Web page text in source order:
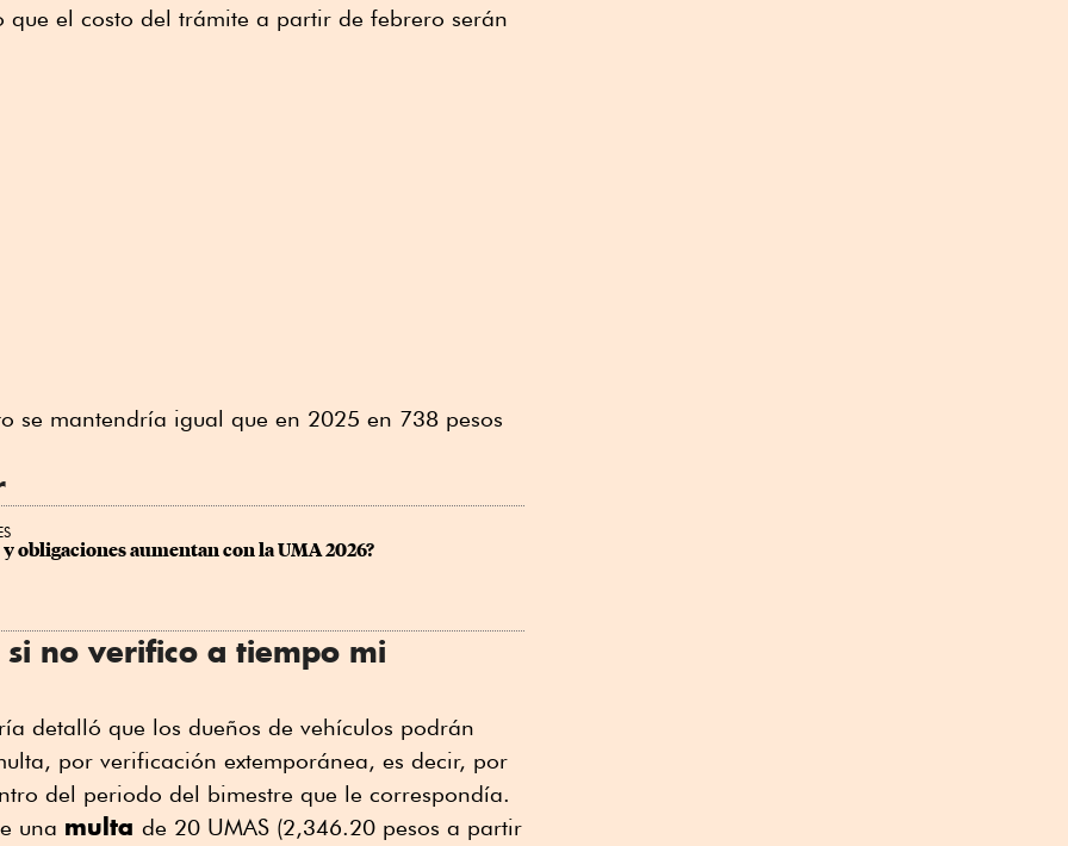
el costo del trámite a partir de febrero serán
se mantendría igual que en 2025 en 738 pesos
obligaciones aumentan con la UMA 2026?
no verifico a tiempo mi
detalló que los dueños de vehículos podrán
por verificación extemporánea, es decir, por
del periodo del bimestre que le correspondía.
una multa de 20 UMAS (2,346.20 pesos a partir